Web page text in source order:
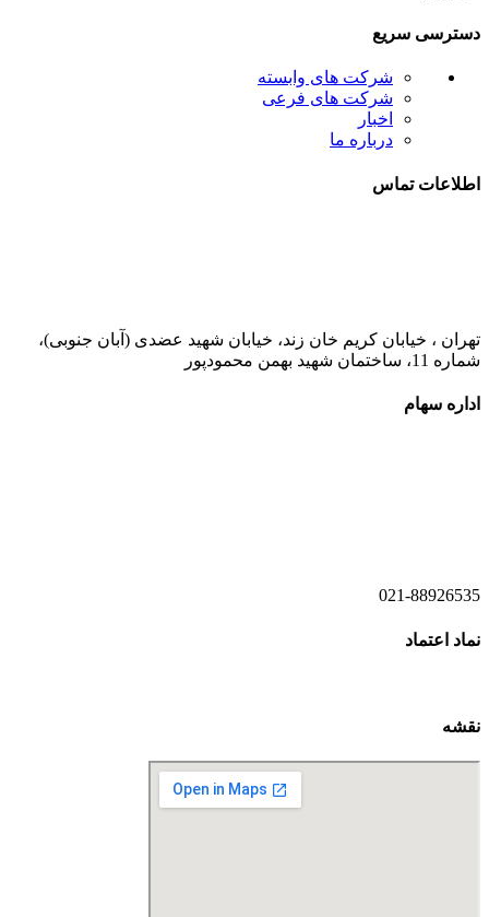
دسترسی سریع
شرکت های وابسته
شرکت های فرعی
اخبار
درباره ما
اطلاعات تماس
تهران ، خیابان کریم خان زند، خیابان شهید عضدی (آبان جنوبی)،
شماره 11، ساختمان شهید بهمن محمودپور
اداره سهام
021-88926535
نماد اعتماد
نقشه